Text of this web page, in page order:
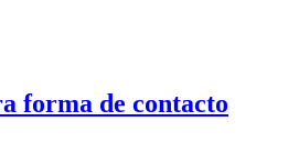
forma de contacto